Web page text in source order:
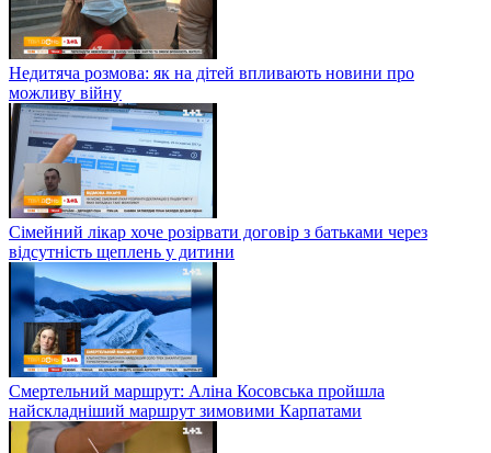
Недитяча розмова: як на дітей впливають новини про
можливу війну
Сімейний лікар хоче розірвати договір з батьками через
відсутність щеплень у дитини
Смертельний маршрут: Аліна Косовська пройшла
найскладніший маршрут зимовими Карпатами